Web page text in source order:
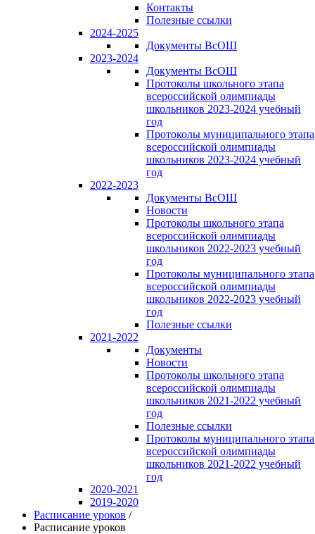
Контакты
Полезные ссылки
2024-2025
Документы ВсОШ
2023-2024
Документы ВсОШ
Протоколы школьного этапа
всероссийской олимпиады
школьников 2023-2024 учебный
год
Протоколы муниципального этапа
всероссийской олимпиады
школьников 2023-2024 учебный
год
2022-2023
Документы ВсОШ
Новости
Протоколы школьного этапа
всероссийской олимпиады
школьников 2022-2023 учебный
год
Протоколы муниципального этапа
всероссийской олимпиады
школьников 2022-2023 учебный
год
Полезные ссылки
2021-2022
Документы
Новости
Протоколы школьного этапа
всероссийской олимпиады
школьников 2021-2022 учебный
год
Полезные ссылки
Протоколы муниципального этапа
всероссийской олимпиады
школьников 2021-2022 учебный
год
2020-2021
2019-2020
Расписание уроков /
Расписание уроков